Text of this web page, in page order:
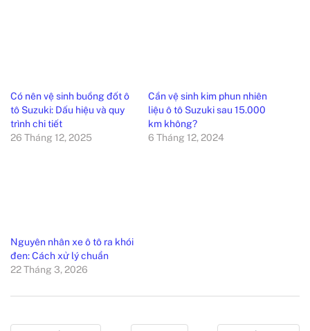
Có nên vệ sinh buồng đốt ô
tô Suzuki: Dấu hiệu và quy
trình chi tiết
26 Tháng 12, 2025
Cần vệ sinh kim phun nhiên
liệu ô tô Suzuki sau 15.000
km không?
6 Tháng 12, 2024
Nguyên nhân xe ô tô ra khói
đen: Cách xử lý chuẩn
22 Tháng 3, 2026